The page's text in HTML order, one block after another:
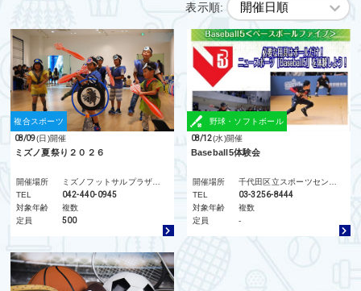
表示順:
複合スポーツ
08/09(日)開催
ミズノ夏祭り２０２６
開催場所
TEL
042-440-0945
対象年齢
複数
定員
500
野球・ソフトボール
08/12(水)開催
Baseball5体験会
開催場所
TEL
03-3256-8444
対象年齢
複数
定員
-